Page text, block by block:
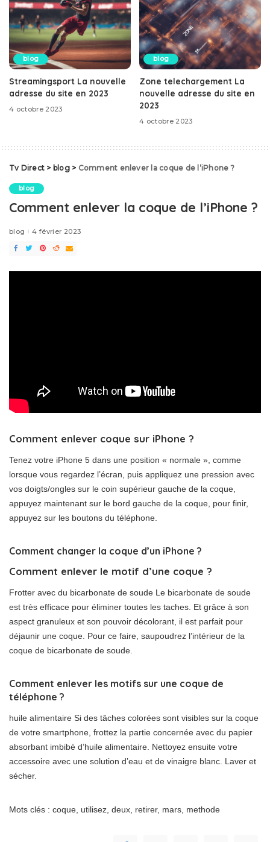
blog
Streamingsport La nouvelle
adresse du site en 2023
4 octobre 2023
blog
Zone telechargement La
nouvelle adresse du site en
2023
4 octobre 2023
Tv Direct > blog> Comment enlever la coque de l’iPhone ?
blog
Comment enlever la coque de l’iPhone ?
blog 4 février 2023
Comment enlever coque sur iPhone ?
Tenez votre iPhone 5 dans une position « normale », comme
lorsque vous regardez l’écran, puis appliquez une pression avec
vos doigts/ongles sur le coin supérieur gauche de la coque,
appuyez maintenant sur le bord gauche de la coque, pour finir,
appuyez sur les boutons du téléphone.
Comment changer la coque d’un iPhone ?
Comment enlever le motif d’une coque ?
Frotter avec du bicarbonate de soude Le bicarbonate de soude
est très efficace pour éliminer toutes les taches. Et grâce à son
aspect granuleux et son pouvoir décolorant, il est parfait pour
déjaunir une coque. Pour ce faire, saupoudrez l’intérieur de la
coque de bicarbonate de soude.
Comment enlever les motifs sur une coque de
téléphone ?
huile alimentaire Si des tâches colorées sont visibles sur la coque
de votre smartphone, frottez la partie concernée avec du papier
absorbant imbibé d’huile alimentaire. Nettoyez ensuite votre
accessoire avec une solution d’eau et de vinaigre blanc. Laver et
sécher.
Mots clés : coque, utilisez, deux, retirer, mars, methode